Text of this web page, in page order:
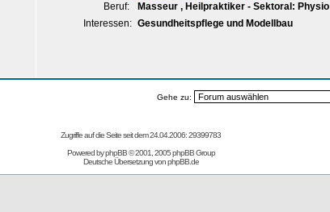
Beruf:
Masseur , Heilpraktiker - Sektoral: Physio
Interessen: Gesundheitspflege und Modellbau
Gehe zu:
Zugriffe auf die Seite seit dem 24.04.2006: 29399783
Powered byphpBB© 2001, 2005 phpBB Group
Deutsche Übersetzung vonphpBB.de